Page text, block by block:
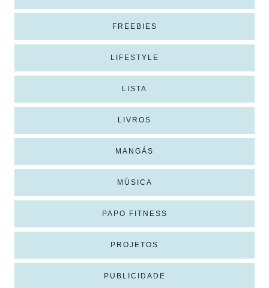
FREEBIES
LIFESTYLE
LISTA
LIVROS
MANGÁS
MÚSICA
PAPO FITNESS
PROJETOS
PUBLICIDADE